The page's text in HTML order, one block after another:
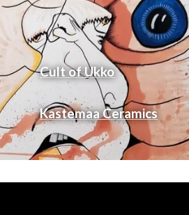
Cult of Ukko
Kastemaa Ceramics